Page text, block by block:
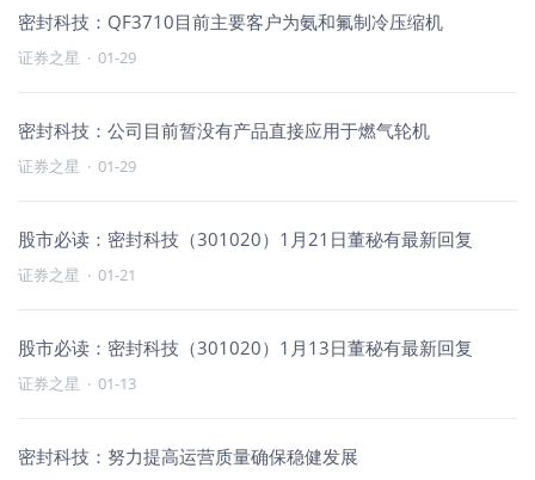
密封科技：QF3710目前主要客户为氨和氟制冷压缩机
证券之星 · 01-29
密封科技：公司目前暂没有产品直接应用于燃气轮机
证券之星 · 01-29
股市必读：密封科技（301020）1月21日董秘有最新回复
证券之星 · 01-21
股市必读：密封科技（301020）1月13日董秘有最新回复
证券之星 · 01-13
密封科技：努力提高运营质量确保稳健发展